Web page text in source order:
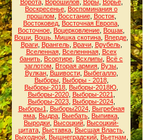
Ворота, Ворошилов, Воры, Ворьё,
Воскресенье Воспоминания о
прошлом
Восстание, Восток,
Востоковед Восточная Европа
Восточное Воцерковление Вошак
Воши Вошь. Мишка скотина Вперде
Враги, Врангель, Врачи, Врубель,
Вселенная, Вселеннная, Всех
банить Всортире Всхлипы Всё с
заглотом
Вторая армия Вузы
Вулкан, Вшивости, Выбегалло,
Выборы, Выборы - 2018,
Выборы-2018 Выборы-2018Ю
Выборы-2020, Выборы-2021
Выборы-2023, Выборы-2024,
Выборы1
Выборы2024, Выгребная
яма Выдра Выебать Выпивка
Выродки Высоцкий Высоцкий-
цитата, Выставка, Высшая Власть,
Выходной, Вышнеградский, Вьетнам